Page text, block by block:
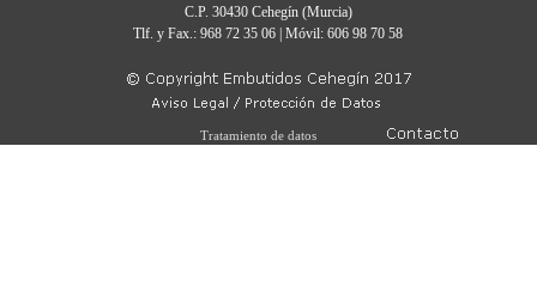
Tratamiento de datos
C.P. 30430 Cehegín (Murcia)
Tlf. y Fax.: 968 72 35 06 | Móvil: 606 98 70 58